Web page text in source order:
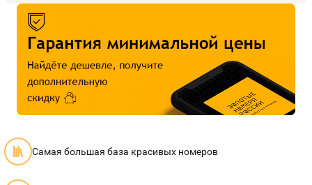
Самая большая база красивых номеров